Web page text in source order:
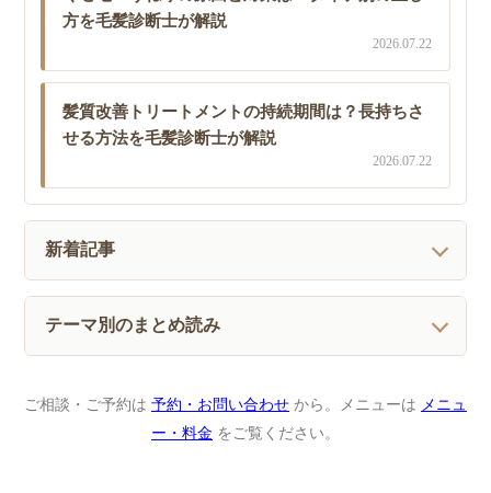
方を毛髪診断士が解説
2026.07.22
髪質改善トリートメントの持続期間は？長持ちさ
せる方法を毛髪診断士が解説
2026.07.22
新着記事
テーマ別のまとめ読み
ご相談・ご予約は 予約・お問い合わせ から。メニューは メニュ
ー・料金 をご覧ください。